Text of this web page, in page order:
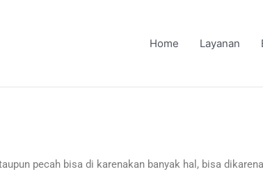
Home Layanan
pecah bisa di karenakan banyak hal, bisa